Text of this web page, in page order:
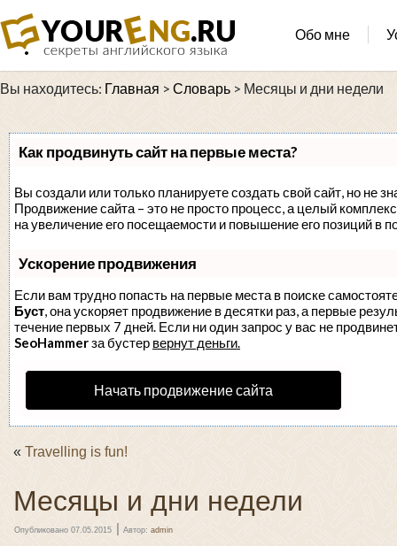
Обо мне
Вы находитесь: Главная > Словарь > Месяцы и дни недели
Как продвинуть сайт на первые места?
Вы создали или только планируете создать свой сайт, но не
Продвижение сайта – это не просто процесс, а целый
на увеличение его посещаемости и повышение его позиций в
Ускорение продвижения
Если вам трудно попасть на первые места в поиске
Буст, она ускоряет продвижение в десятки раз, а первые
течение первых 7 дней. Если ни один запрос у вас не
SeoHammerза бустер вернут деньги.
Начать продвижение сайта
« Travelling is fun!
Месяцы и дни недели
Опубликовано 07.05.2015 | Автор: admin